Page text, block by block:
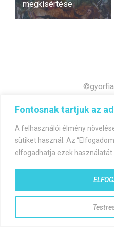
Fontosnak tartjuk az
A felhasználói élmény
sütiket használ. Az
elfogadhatja ezek használatát.
megkísértése